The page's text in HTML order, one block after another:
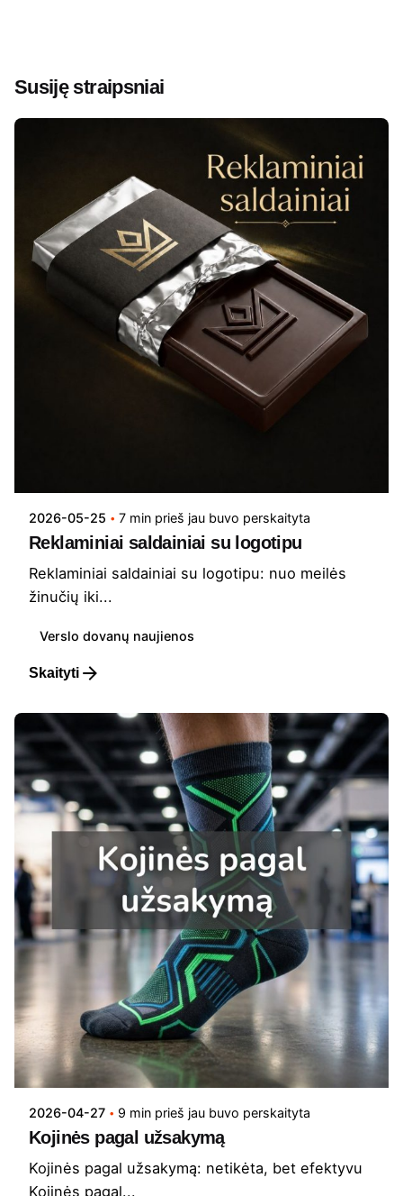
Susiję straipsniai
2026-05-25 7 min prieš jau buvo perskaityta
Reklaminiai saldainiai su logotipu
Reklaminiai saldainiai su logotipu: nuo meilės
žinučių iki...
Verslo dovanų naujienos
Skaityti
2026-04-27 9 min prieš jau buvo perskaityta
Kojinės pagal užsakymą
Kojinės pagal užsakymą: netikėta, bet efektyvu
Kojinės pagal...